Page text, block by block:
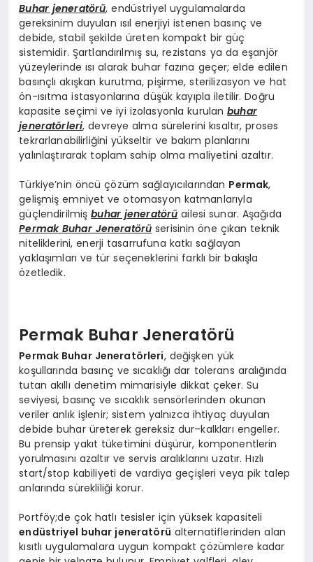
Buhar jeneratörü, endüstriyel uygulamalarda
gereksinim duyulan ısıl enerjiyi istenen basınç ve
debide, stabil şekilde üreten kompakt bir güç
sistemidir. Şartlandırılmış su, rezistans ya da eşanjör
yüzeylerinde ısı alarak buhar fazına geçer; elde edilen
basınçlı akışkan kurutma, pişirme, sterilizasyon ve hat
ön-ısıtma istasyonlarına düşük kayıpla iletilir. Doğru
kapasite seçimi ve iyi izolasyonla kurulanbuhar
jeneratörleri, devreye alma sürelerini kısaltır, proses
tekrarlanabilirliğini yükseltir ve bakım planlarını
yalınlaştırarak toplam sahip olma maliyetini azaltır.
Türkiye’nin öncü çözüm sağlayıcılarından Permak,
gelişmiş emniyet ve otomasyon katmanlarıyla
güçlendirilmişbuhar jeneratörü ailesi sunar. Aşağıda
Permak Buhar Jeneratörü serisinin öne çıkan teknik
niteliklerini, enerji tasarrufuna katkı sağlayan
yaklaşımları ve tür seçeneklerini farklı bir bakışla
özetledik.
Permak Buhar Jeneratörü
Permak Buhar Jeneratörleri, değişken yük
koşullarında basınç ve sıcaklığı dar tolerans aralığında
tutan akıllı denetim mimarisiyle dikkat çeker. Su
seviyesi, basınç ve sıcaklık sensörlerinden okunan
veriler anlık işlenir; sistem yalnızca ihtiyaç duyulan
debide buhar üreterek gereksiz dur–kalkları engeller.
Bu prensip yakıt tüketimini düşürür, komponentlerin
yorulmasını azaltır ve servis aralıklarını uzatır. Hızlı
start/stop kabiliyeti de vardiya geçişleri veya pik talep
anlarında sürekliliği korur.
Portföy;de çok hatlı tesisler için yüksek kapasiteli
endüstriyel buhar jeneratörü alternatiflerinden alan
kısıtlı uygulamalara uygun kompakt çözümlere kadar